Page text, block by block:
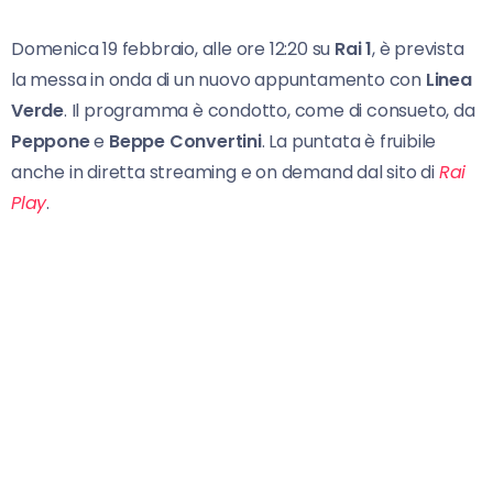
Domenica 19 febbraio, alle ore 12:20 su Rai 1, è prevista
la messa in onda di un nuovo appuntamento con Linea
Verde. Il programma è condotto, come di consueto, da
Pepponee Beppe Convertini. La puntata è fruibile
anche in diretta streaming e on demand dal sito diRai
Play.